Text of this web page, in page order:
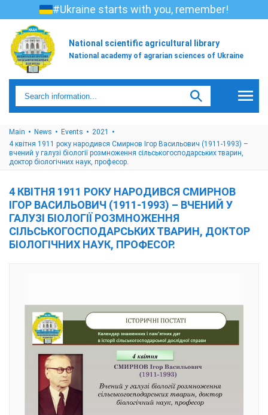
#Ukraine starts with you, remember!
National scientific agricultural library
National academy of agrarian sciences of Ukraine
Main News Events
2021
4 квітня 1911 року народився Смирнов Ігор Васильович (1911-1993) –
вчений у галузі біології розмноження сільськогосподарських тварин,
доктор біологічних наук, професор.
4 КВІТНЯ 1911 РОКУ НАРОДИВСЯ СМИРНОВ
ІГОР ВАСИЛЬОВИЧ (1911-1993) – ВЧЕНИЙ У
ГАЛУЗІ БІОЛОГІЇ РОЗМНОЖЕННЯ
СІЛЬСЬКОГОСПОДАРСЬКИХ ТВАРИН, ДОКТОР
БІОЛОГІЧНИХ НАУК, ПРОФЕСОР.